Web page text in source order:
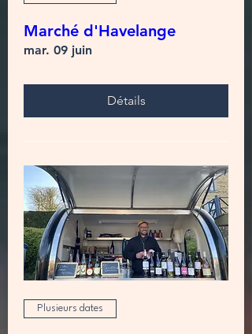
Marché d'Havelange
mar. 09 juin
Détails
Plusieurs dates